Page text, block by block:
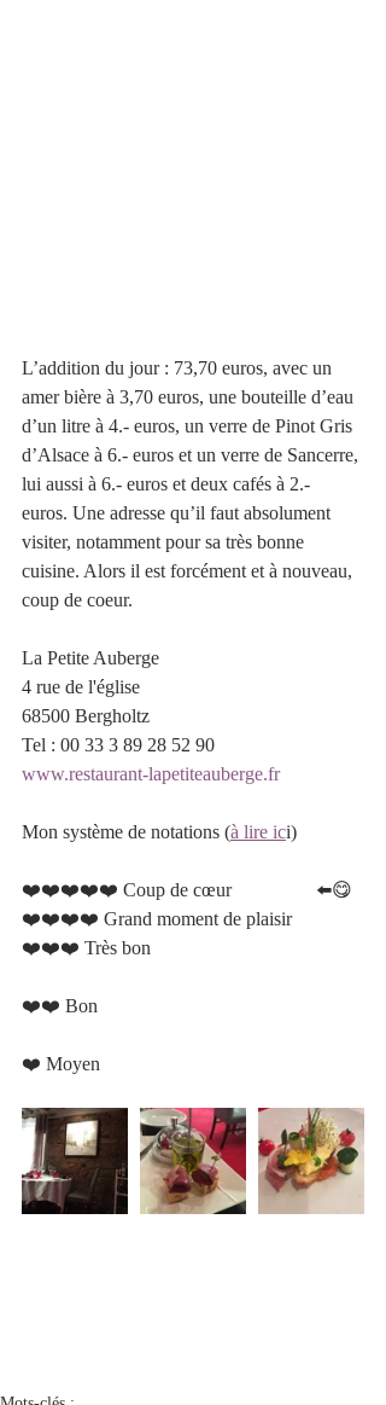
L’addition du jour : 73,70 euros, avec un
amer bière à 3,70 euros, une bouteille d’eau
d’un litre à 4.- euros, un verre de Pinot Gris
d’Alsace à 6.- euros et un verre de Sancerre,
lui aussi à 6.- euros et deux cafés à 2.-
euros. Une adresse qu’il faut absolument
visiter, notamment pour sa très bonne
cuisine. Alors il est forcément et à nouveau,
coup de coeur.
La Petite Auberge
4 rue de l'église
68500 Bergholtz
Tel : 00 33 3 89 28 52 90
www.restaurant-lapetiteauberge.fr
Mon système de notations (à lire ici)
❤️❤️❤️❤️ Grand moment de plaisir
❤️❤️❤️ Très bon
❤️❤️ Bon
❤️ Moyen